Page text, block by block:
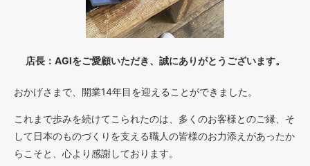
店長：AGIをご愛顧いただき、誠にありがとうございます。
おかげさまで、開業14年目を迎えることができました。
これまで歩みを続けてこられたのは、多くのお客様とのご縁、そ
して日本のものづくりを支える職人の皆様のお力添えがあったか
らこそと、心より感謝しております。